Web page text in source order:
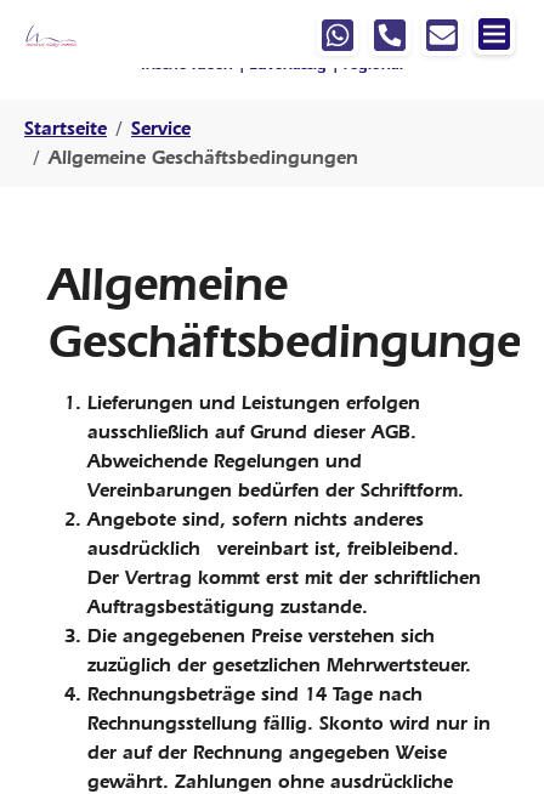
Ihre Werbeagentur, die mitdenkt !
frische Ideen | zuverlässig | regional
Startseite
Service
Allgemeine Geschäftsbedingungen
Allgemeine
Lieferungen und Leistungen erfolgen
ausschließlich auf Grund dieser AGB.
Abweichende Regelungen und
Vereinbarungen bedürfen der Schriftform.
Angebote sind, sofern nichts anderes
ausdrücklich vereinbart ist, freibleibend.
Der Vertrag kommt erst mit der schriftlichen
Auftragsbestätigung zustande.
Die angegebenen Preise verstehen sich
zuzüglich der gesetzlichen Mehrwertsteuer.
Rechnungsbeträge sind 14 Tage nach
Rechnungsstellung fällig. Skonto wird nur in
der auf der Rechnung angegeben Weise
gewährt. Zahlungen ohne aus­drückliche